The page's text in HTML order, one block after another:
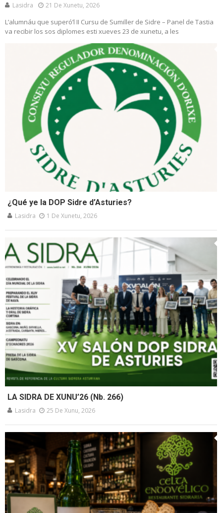
Lasidra 21 De Xunetu, 2026
L’alumnáu que superó’l II Cursu de Sumiller de Sidre – Panel de Tastia
va recibir los sos diplomes esti xueves 23 de xunetu, a les
¿Qué ye la DOP Sidre d’Asturies?
Lasidra 1 De Xunetu, 2026
LA SIDRA DE XUNU’26 (Nb. 266)
Lasidra 25 De Xunu, 2026